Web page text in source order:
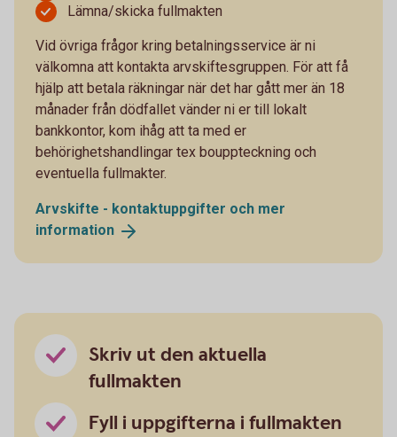
Lämna/skicka fullmakten
Vid övriga frågor kring betalningsservice är ni
välkomna att kontakta arvskiftesgruppen. För att få
hjälp att betala räkningar när det har gått mer än 18
månader från dödfallet vänder ni er till lokalt
bankkontor, kom ihåg att ta med er
behörighetshandlingar tex bouppteckning och
eventuella fullmakter.
Arvskifte - kontaktuppgifter och mer
information
Skriv ut den aktuella
fullmakten
Fyll i uppgifterna i fullmakten